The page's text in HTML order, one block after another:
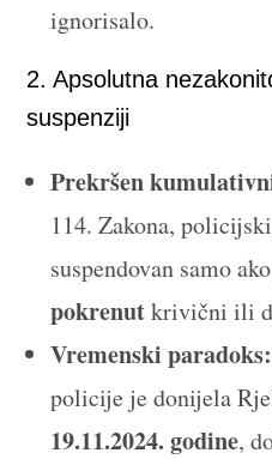
ignorisalo.
2. Apsolutna
suspenziji
Prekršen
114. Zakona,
suspendovan samo
pokrenutkrivični ili
Vremenski paradoks:
policije je donijela
19.11.2024. godine,